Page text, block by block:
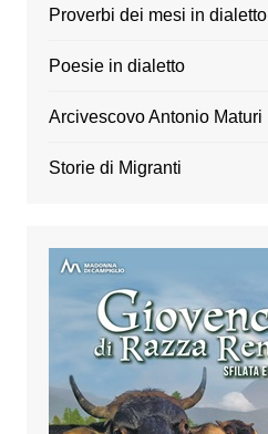
Proverbi dei mesi in dialetto
Poesie in dialetto
Arcivescovo Antonio Maturi
Storie di Migranti